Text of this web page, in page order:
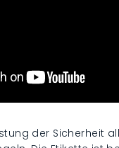
der Sicherheit